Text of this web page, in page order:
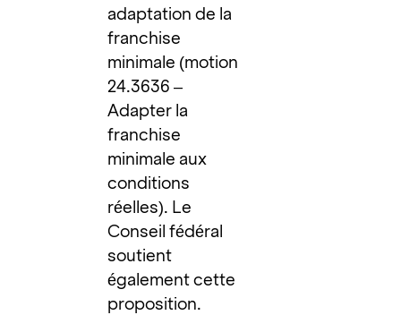
adaptation de la
franchise
minimale (motion
24.3636 –
Adapter la
franchise
minimale aux
conditions
réelles). Le
Conseil fédéral
soutient
également cette
proposition.